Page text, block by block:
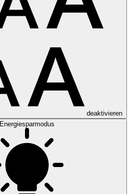
deaktivieren
Energiesparmodus